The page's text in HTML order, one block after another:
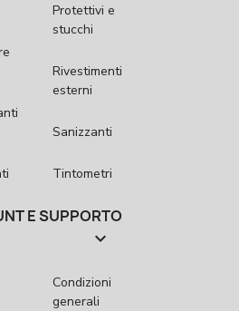
Protettivi e
stucchi
Rivestimenti
esterni
Sanizzanti
Tintometri
E SUPPORTO

Condizioni
generali